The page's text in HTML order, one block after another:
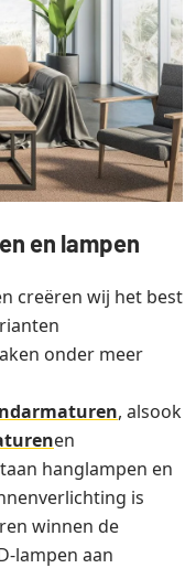
en lampen
creëren wij het best
onder meer
, alsook
en
hanglampen en
is
winnen de
lampen aan